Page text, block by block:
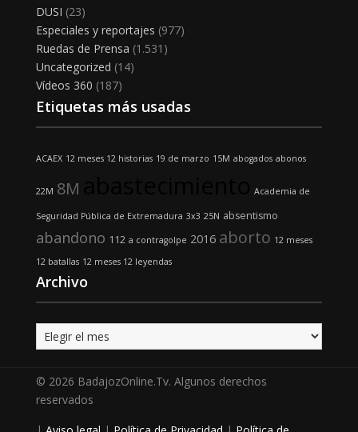
DUSI (23)
Especiales y reportajes (977)
Ruedas de Prensa (1.531)
Uncategorized (14)
Vídeos 360 (187)
Etiquetas más usadas
ACAEX 12 meses 12 historias 19 de marzo 15M abogados abonos
22M 8M Academia de
Seguridad Pública de Extremadura 3x3 25N absentismo
abandono 112 a contragolpe 2016 aborto 12 meses
12 batallas 12 meses 12 leyendas
Archivo
Archivo
© 2026 BadajozOnline.Tv. Algunos derechos
reservados